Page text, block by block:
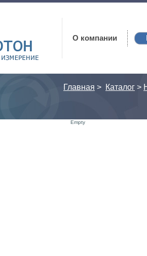
О компании
Главная > Каталог >
Empty